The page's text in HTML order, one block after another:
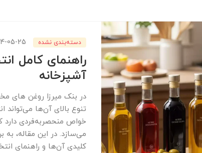
دسته‌بندی نشده 05-25
راهنمای کامل
آشپزخانه
در بنک میرزا روغن های
تنوع بالای آن‌ها می‌تواند
خواص منحصربه‌فردی دارد
می‌سازد. در این مقاله،
کلیدی آن‌ها و راهنمای